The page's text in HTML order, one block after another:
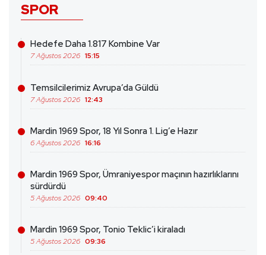
SPOR
Hedefe Daha 1.817 Kombine Var
7 Ağustos 2026 15:15
Temsilcilerimiz Avrupa’da Güldü
7 Ağustos 2026 12:43
Mardin 1969 Spor, 18 Yıl Sonra 1. Lig’e Hazır
6 Ağustos 2026 16:16
Mardin 1969 Spor, Ümraniyespor maçının hazırlıklarını
sürdürdü
5 Ağustos 2026 09:40
Mardin 1969 Spor, Tonio Teklic’i kiraladı
5 Ağustos 2026 09:36